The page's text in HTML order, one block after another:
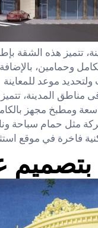
تتميز هذه الشقة
وحمامين،
موعد للمعاينة
المدينة،
ومطبخ مجهز
مثل حمام
فاخرة في موقع